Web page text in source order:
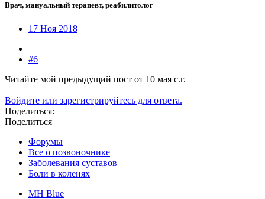
Врач, мануальный терапевт, реабилитолог
17 Ноя 2018
#6
Читайте мой предыдущий пост от 10 мая с.г.
Войдите или зарегистрируйтесь для ответа.
Поделиться:
Поделиться
Форумы
Все о позвоночнике
Заболевания суставов
Боли в коленях
MH Blue